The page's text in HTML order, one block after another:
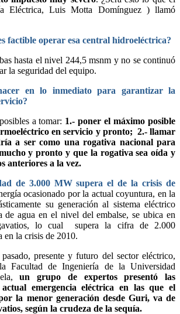
Eléctrica, Luis Motta Domínguez ) llamó
factible operar esa central hidroeléctrica?
hasta el nivel 244,5 msnm y no se continuó
la seguridad del equipo.
en lo inmediato para garantizar la
a tomar: 1.- poner el máximo posible
en servicio y pronto; 2.- llamar
a ser como una rogativa nacional para
y pronto y que la rogativa sea oída y
anteriores a la vez.
de 3.000 MW supera el de la crisis de
ocasionado por la actual coyuntura, en la
su generación al sistema eléctrico
de agua en el nivel del embalse, se ubica en
lo cual supera la cifra de 2.000
en la crisis de 2010.
presente y futuro del sector eléctrico,
Facultad de Ingeniería de la Universidad
un grupo de expertos presentó las
emergencia eléctrica en las que el
la menor generación desde Guri, va de
según la crudeza de la sequía.